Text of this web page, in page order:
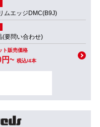
ムエッジDMC(B9J)
(要問い合わせ)
ト販売価格
~ 税込/4本